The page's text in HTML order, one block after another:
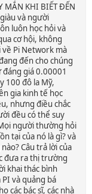
MẮN KHI BIẾT ĐẾN
và người
luôn học hỏi và
cơ hội, không
về Pi Network mà
đến cho chúng
giá 0.00001
100 đô la Mỹ,
gia kinh tế học
nhưng điều chắc
đều có thể suy
người thường hỏi
tại của nó là gì? và
Câu trả lời của
đưa ra thị trường
khai thác bình
và quảng bá
các bác sĩ, các nhà